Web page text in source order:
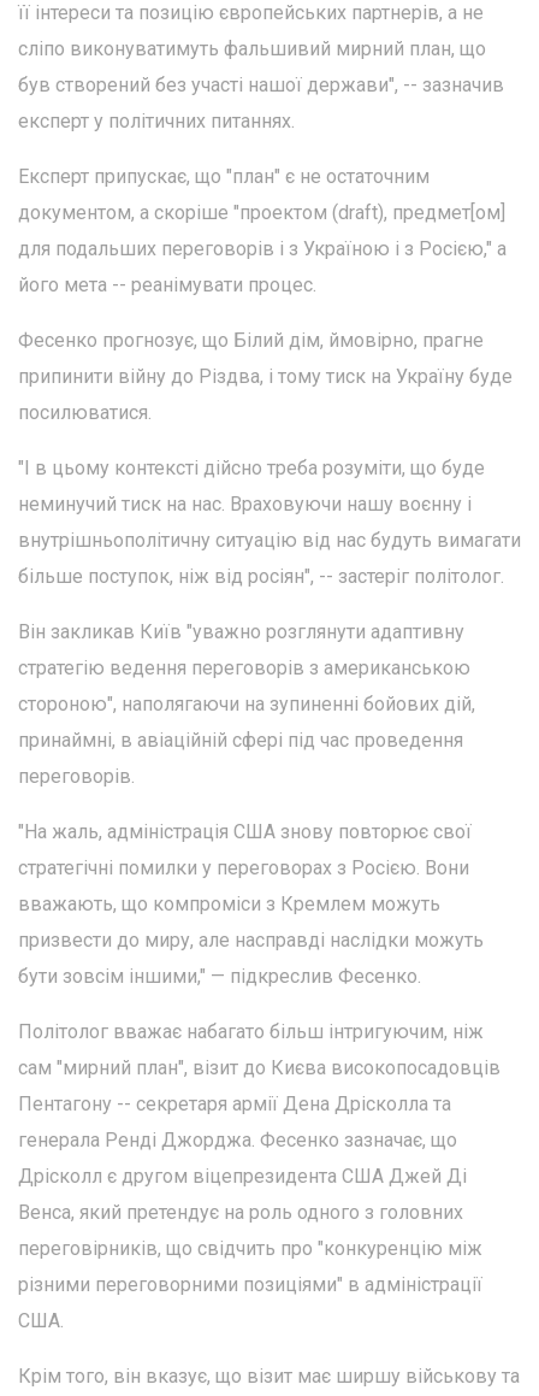
її інтереси та позицію європейських партнерів, а не
сліпо виконуватимуть фальшивий мирний план, що
був створений без участі нашої держави", -- зазначив
експерт у політичних питаннях.
Експерт припускає, що "план" є не остаточним
документом, а скоріше "проектом (draft), предмет[ом]
для подальших переговорів і з Україною і з Росією," а
його мета -- реанімувати процес.
Фесенко прогнозує, що Білий дім, ймовірно, прагне
припинити війну до Різдва, і тому тиск на Україну буде
посилюватися.
"І в цьому контексті дійсно треба розуміти, що буде
неминучий тиск на нас. Враховуючи нашу воєнну і
внутрішньополітичну ситуацію від нас будуть вимагати
більше поступок, ніж від росіян", -- застеріг політолог.
Він закликав Київ "уважно розглянути адаптивну
стратегію ведення переговорів з американською
стороною", наполягаючи на зупиненні бойових дій,
принаймні, в авіаційній сфері під час проведення
переговорів.
"На жаль, адміністрація США знову повторює свої
стратегічні помилки у переговорах з Росією. Вони
вважають, що компроміси з Кремлем можуть
призвести до миру, але насправді наслідки можуть
бути зовсім іншими," — підкреслив Фесенко.
Політолог вважає набагато більш інтригуючим, ніж
сам "мирний план", візит до Києва високопосадовців
Пентагону -- секретаря армії Дена Дрісколла та
генерала Ренді Джорджа. Фесенко зазначає, що
Дрісколл є другом віцепрезидента США Джей Ді
Венса, який претендує на роль одного з головних
переговірників, що свідчить про "конкуренцію між
різними переговорними позиціями" в адміністрації
США.
Крім того, він вказує, що візит має ширшу військову та